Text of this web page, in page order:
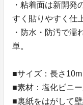
・粘着面は新開発
すく貼りやすく仕
・防水・防汚で濡
単。
■サイズ：長さ10m
■素材：塩化ビニ
■裏紙をはがして